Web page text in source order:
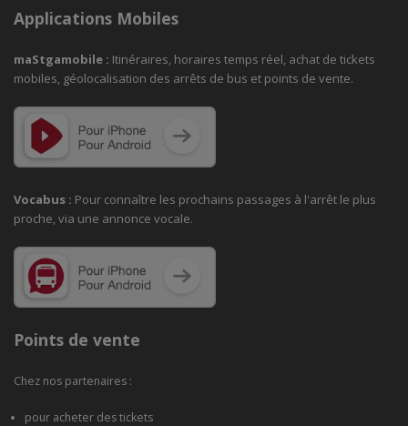
Applications Mobiles
maStgamobile : Itinéraires, horaires temps réel, achat de tickets
mobiles, géolocalisation des arrêts de bus et points de vente.
Vocabus : Pour connaître les prochains passages à l'arrêt le plus
proche, via une annonce vocale.
Points de vente
Chez nos partenaires :
pour acheter des tickets